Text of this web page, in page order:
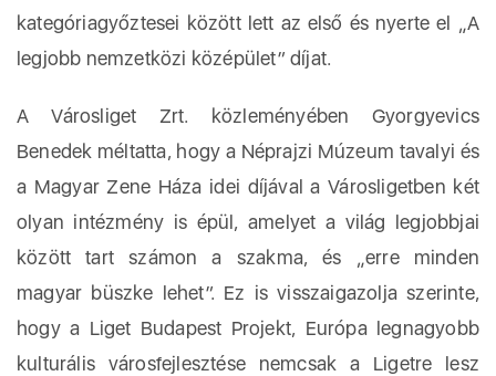
kategóriagyőztesei között lett az első és nyerte el „A
legjobb nemzetközi középület” díjat.
A Városliget Zrt. közleményében Gyorgyevics
Benedek méltatta, hogy a Néprajzi Múzeum tavalyi és
a Magyar Zene Háza idei díjával a Városligetben két
olyan intézmény is épül, amelyet a világ legjobbjai
között tart számon a szakma, és „erre minden
magyar büszke lehet”. Ez is visszaigazolja szerinte,
hogy a Liget Budapest Projekt, Európa legnagyobb
kulturális városfejlesztése nemcsak a Ligetre lesz